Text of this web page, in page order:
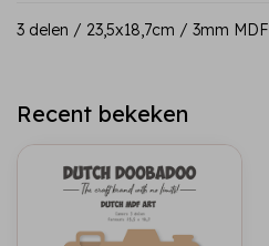
3 delen / 23,5x18,7cm / 3mm MDF
Recent bekeken